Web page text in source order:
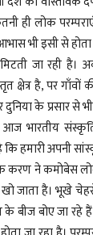
ही लोक
भी इसी से होता
जा रही
क्षेत्र है, पर
दुनिया के प्रसार से
भारतीय
हमारी अपनी
करण ने कमोबेस
जाता है। भूखे
बीज बोए जा रहे हैं